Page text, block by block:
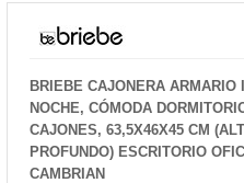
BRIEBE CAJONERA ARMARIO
NOCHE, CÓMODA
CAJONES, 63,5X46X45 CM
PROFUNDO) ESCRITORIO
CAMBRIAN